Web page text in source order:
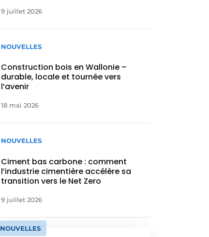
9 juillet 2026
NOUVELLES
Construction bois en Wallonie –
durable, locale et tournée vers
l’avenir
18 mai 2026
NOUVELLES
Ciment bas carbone : comment
l’industrie cimentière accélère sa
transition vers le Net Zero
9 juillet 2026
NOUVELLES